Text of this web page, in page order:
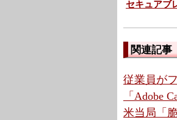
セキュアブ
関連記事
従業員が
「Adobe
米当局「